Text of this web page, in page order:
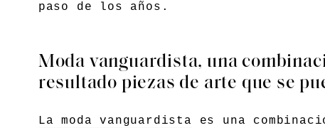
paso de los años.
Moda vanguardista, una
resultado piezas de arte que se
La moda vanguardista es una